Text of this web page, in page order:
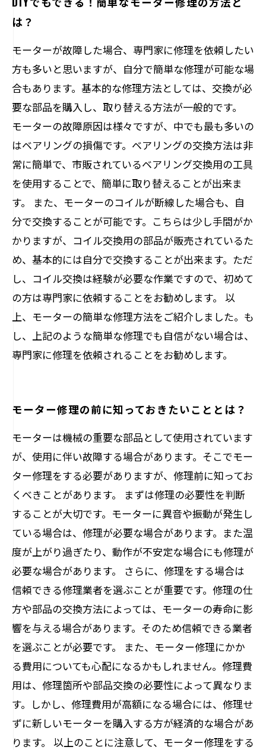
は？
モーターが故障した場合、専門家に修理を依頼したい
方も多いと思いますが、自分で簡単な修理が可能な場
合もあります。基本的な修理方法としては、交換が必
要な部品を購入し、取り替える方法が一般的です。
モーターの故障原因は様々ですが、中でも最も多いの
はベアリングの損傷です。ベアリングの交換方法は非
常に簡単で、市販されているベアリング交換用の工具
を使用することで、簡単に取り替えることが出来ま
す。 また、モーターのコイルが断線した場合も、自
分で交換することが可能です。こちらは少し手間がか
かりますが、コイル交換用の部品が販売されているた
め、基本的には自分で交換することが出来ます。ただ
し、コイル交換は経験が必要な作業ですので、初めて
の方は専門家に依頼することをお勧めします。 以
上、モーターの簡単な修理方法をご紹介しました。も
し、上記のような簡単な修理でも自信がない場合は、
専門家に修理を依頼されることをお勧めします。
モーター修理の前に知っておきたいこととは？
モーターは機械の重要な部品として使用されています
が、使用に伴い故障する場合があります。そこでモー
ター修理をする必要がありますが、修理前に知ってお
くべきことがあります。 まずは修理の必要性を判断
することが大切です。モーターに異音や振動が発生し
ている場合は、修理が必要な場合があります。また温
度が上がり過ぎたり、動作が不安定な場合にも修理が
必要な場合があります。 さらに、修理をする場合は
信頼できる修理業者を選ぶことが重要です。修理の仕
方や部品の交換方法によっては、モーターの寿命に影
響を与える場合があります。そのため信頼できる業者
を選ぶことが必要です。 また、モーター修理にかか
る費用についても心配になるかもしれません。修理費
用は、修理箇所や部品交換の必要性によって異なりま
す。しかし、修理費用が高額になる場合には、修理せ
ずに新しいモーターを購入する方が経済的な場合があ
ります。 以上のことに注意して、モーター修理をする